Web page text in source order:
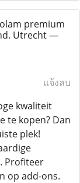
premium
Utrecht —
แจ้งลบ
kwaliteit
te kopen? Dan
plek!
Profiteer
op add-ons.